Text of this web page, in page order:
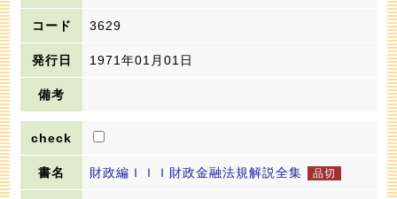
3629
1971年01月01日
財政編ＩＩＩ財政金融法規解説全集